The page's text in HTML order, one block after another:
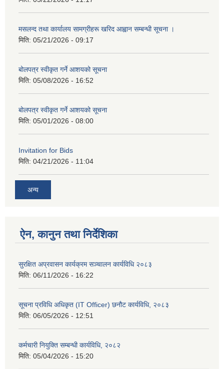
मसलन्द तथा कार्यालय सामग्रीहरू खरिद आह्वान सम्बन्धी सूचना ।
मिति: 05/21/2026 - 09:17
बोलपत्र स्वीकृत गर्ने आशयको सूचना
मिति: 05/08/2026 - 16:52
बोलपत्र स्वीकृत गर्ने आशयको सूचना
मिति: 05/01/2026 - 08:00
Invitation for Bids
मिति: 04/21/2026 - 11:04
अन्य
ऐन, कानुन तथा निर्देशिका
सुरक्षित अप्रवासन कार्यक्रम सञ्चालन कार्यविधि २०८३
मिति: 06/11/2026 - 16:22
सूचना प्रविधि अधिकृत (IT Officer) छनौट कार्यविधि, २०८३
मिति: 06/05/2026 - 12:51
कर्मचारी नियुक्ति सम्बन्धी कार्यविधि, २०८२
मिति: 05/04/2026 - 15:20